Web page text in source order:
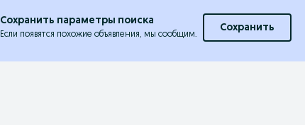
Сохранить параметры поиска
Если появятся похожие объявления, мы сообщим.
Сохранить